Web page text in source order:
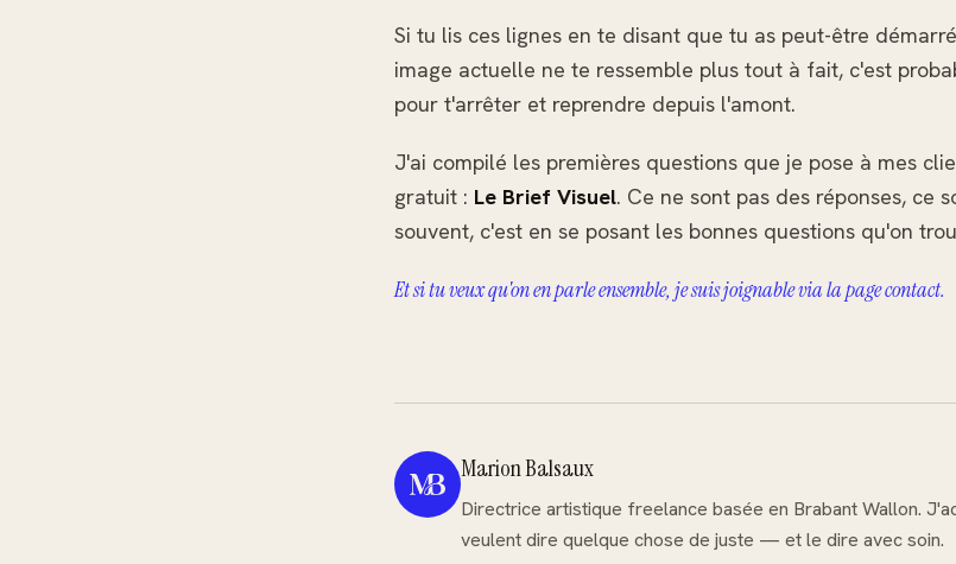
Si tu lis ces lignes en te disant que tu as peut-être
image actuelle ne te ressemble plus tout à fait, c'est
pour t'arrêter et reprendre depuis l'amont.
J'ai compilé les premières questions que je pose à mes
gratuit : Le Brief Visuel. Ce ne sont pas des réponses, ce
souvent, c'est en se posant les bonnes questions qu'on
Et si tu veux qu'on en parle ensemble, je suis joignable via la page contact.
Marion Balsaux
Directrice artistique freelance basée en Brabant Wallon.
veulent dire quelque chose de juste — et le dire avec soin.